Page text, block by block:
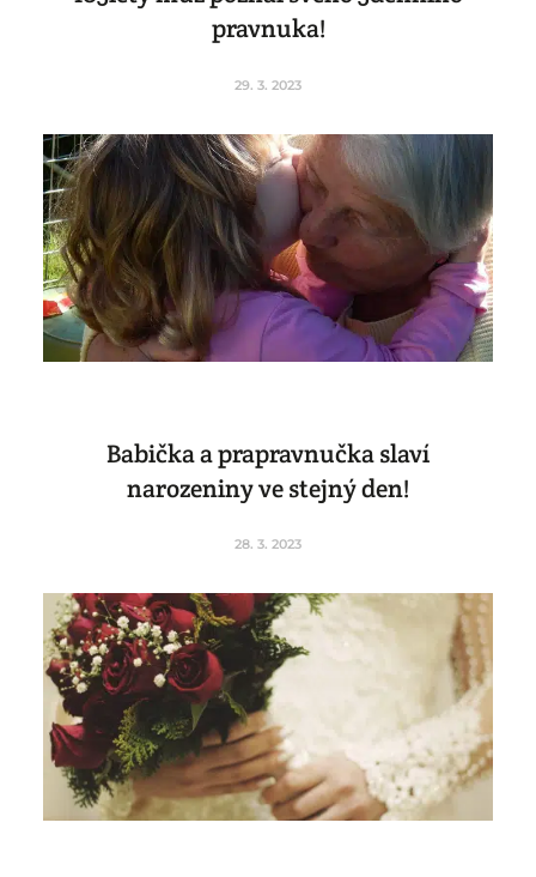
pravnuka!
29. 3. 2023
Babička a prapravnučka slaví
narozeniny ve stejný den!
28. 3. 2023